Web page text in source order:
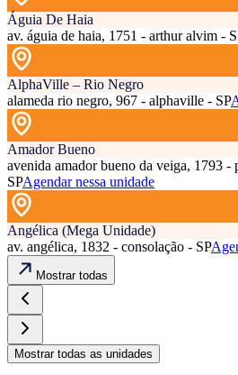
Águia De Haia
av. águia de haia, 1751 - arthur alvim -
AlphaVille – Rio Negro
alameda rio negro, 967 - alphaville - SP
Amador Bueno
avenida amador bueno da veiga, 1793 -
SPAgendar nessa unidade
Angélica (Mega Unidade)
av. angélica, 1832 - consolação - SP
Mostrar todas
Mostrar todas as unidades